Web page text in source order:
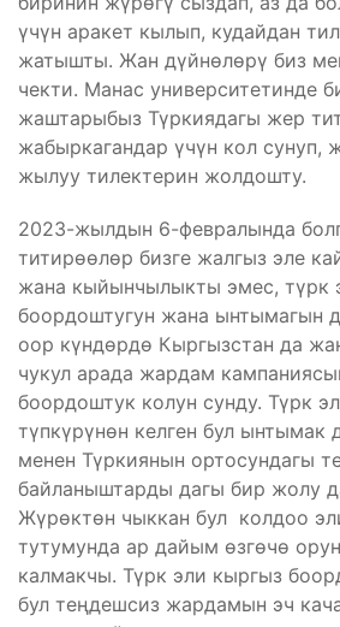
үчүн аракет кылып, кудайдан
жатышты. Жан дүйнөлөрү биз
чекти. Манас университетинде
жаштарыбыз Түркиядагы жер
жабыркагандар үчүн кол сунуп,
жылуу тилектерин жолдошту.
2023-жылдын 6-февралында
титирөөлөр бизге жалгыз эле
жана кыйынчылыкты эмес, түрк
боордоштугун жана ынтымагын
оор күндөрдө Кыргызстан да
чукул арада жардам
боордоштук колун сунду. Түрк
түпкүрүнөн келген бул ынтымак
менен Түркиянын ортосундагы
байланыштарды дагы бир жолу
Жүрөктөн чыккан бул колдоо
тутумунда ар дайым өзгөчө
калмакчы. Түрк эли кыргыз
бул теңдешсиз жардамын эч